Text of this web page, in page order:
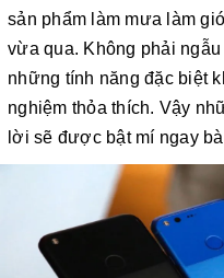
sản phẩm làm mưa làm
vừa qua. Không phải
những tính năng đặc biệt
nghiệm thỏa thích. Vậy
lời sẽ được bật mí ngay